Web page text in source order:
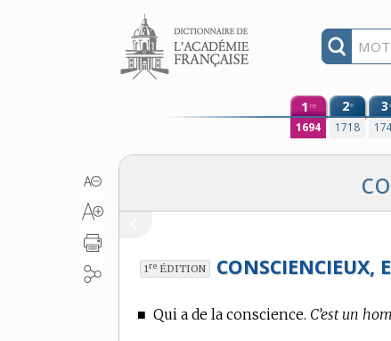
Aller au contenu
1 re
1694
2e
1718
3
1re ÉDITION CONSCIENCIEUX,
■ Qui a de la conscience. C’est un